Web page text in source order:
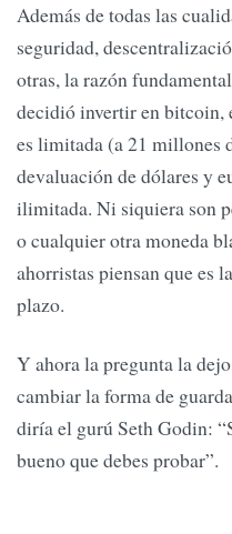
Además de todas las
seguridad,
otras, la razón
decidió invertir en bitcoin,
es limitada (a 21 millones
devaluación de dólares y
ilimitada. Ni siquiera son
o cualquier otra moneda
ahorristas piensan que es
plazo.
Y ahora la pregunta la
cambiar la forma de
diría el gurú Seth Godin:
bueno que debes probar”.